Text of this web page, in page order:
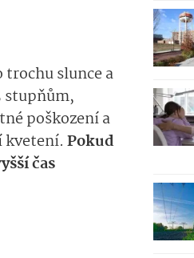
slunce a
stupňům,
poškození a
kvetení. Pokud
čas